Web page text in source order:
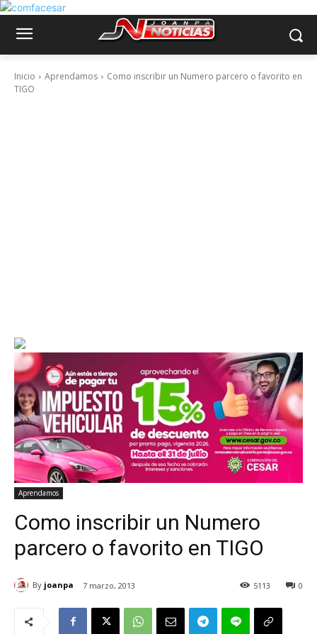
Inicio Aprendamos
Como inscribir un Numero parcero o favorito en
TIGO
Aprendamos
Como inscribir un Numero
parcero o favorito en TIGO
By joanpa 7 marzo, 2013 0
5113